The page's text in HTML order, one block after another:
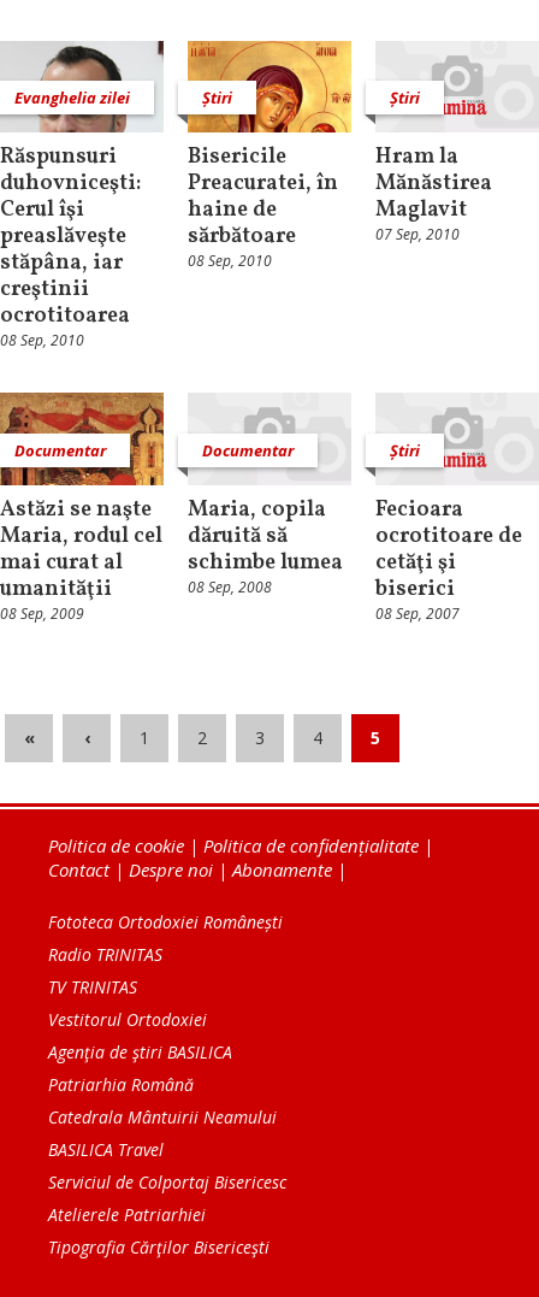
Evanghelia zilei
Răspunsuri
duhovniceşti:
Cerul îşi
preaslăveşte
stăpâna, iar
creştinii
ocrotitoarea
08 Sep, 2010
Știri
Bisericile
Preacuratei, în
haine de
sărbătoare
08 Sep, 2010
Știri
Hram la
Mănăstirea
Maglavit
07 Sep, 2010
Documentar
Astăzi se naşte
Maria, rodul cel
mai curat al
umanităţii
08 Sep, 2009
Documentar
Maria, copila
dăruită să
schimbe lumea
08 Sep, 2008
Știri
Fecioara
ocrotitoare de
cetăţi şi
biserici
08 Sep, 2007
« ‹ 1 2 3 4 5
Politica de cookie | Politica de confidențialitate |
Contact| Despre noi | Abonamente |
Fototeca Ortodoxiei Românești
Radio TRINITAS
TV TRINITAS
Vestitorul Ortodoxiei
Agenţia de ştiri BASILICA
Patriarhia Română
Catedrala Mântuirii Neamului
BASILICA Travel
Serviciul de Colportaj Bisericesc
Atelierele Patriarhiei
Tipografia Cărţilor Bisericeşti